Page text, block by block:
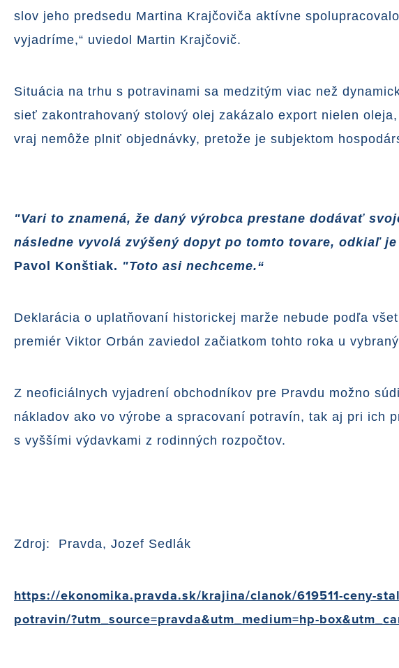
slov jeho predsedu Martina Krajčoviča aktívne
vyjadríme,“ uviedol Martin Krajčovič.
Situácia na trhu s potravinami sa medzitým viac než
sieť zakontrahovaný stolový olej zakázalo export nielen
vraj nemôže plniť objednávky, pretože je subjektom
"Vari to znamená, že daný výrobca prestane dodávať
následne vyvolá zvýšený dopyt po tomto tovare, odkiaľ
Pavol Konštiak. "Toto asi nechceme.“
Deklarácia o uplatňovaní historickej marže nebude podľa
premiér Viktor Orbán zaviedol začiatkom tohto roka u
Z neoficiálnych vyjadrení obchodníkov pre Pravdu možno
nákladov ako vo výrobe a spracovaní potravín, tak aj pri ich
s vyššími výdavkami z rodinných rozpočtov.
Zdroj: Pravda, Jozef Sedlák
https://ekonomika.pravda.sk/krajina/clanok/619511-ceny-
potravin/?utm_source=pravda&utm_medium=hp-